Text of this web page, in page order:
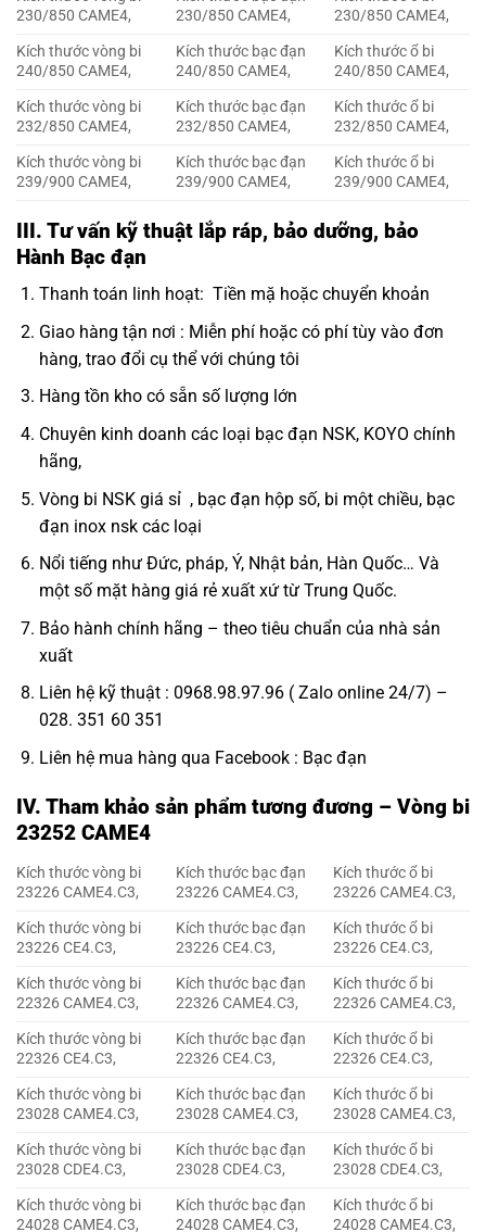
230/850 CAME4,
230/850 CAME4,
230/850 CAME4,
Kích thước vòng bi
240/850 CAME4,
Kích thước bạc đạn
240/850 CAME4,
Kích thước ổ bi
240/850 CAME4,
Kích thước vòng bi
232/850 CAME4,
Kích thước bạc đạn
232/850 CAME4,
Kích thước ổ bi
232/850 CAME4,
Kích thước vòng bi
239/900 CAME4,
Kích thước bạc đạn
239/900 CAME4,
Kích thước ổ bi
239/900 CAME4,
III. Tư vấn kỹ thuật lắp ráp, bảo dưỡng, bảo
Hành Bạc đạn
Thanh toán linh hoạt: Tiền mặ hoặc chuyển khoản
Giao hàng tận nơi : Miễn phí hoặc có phí tùy vào đơn
hàng, trao đổi cụ thể với chúng tôi
Hàng tồn kho có sẵn số lượng lớn
Chuyên kinh doanh các loại bạc đạn NSK, KOYO chính
hãng,
Vòng bi NSK giá sỉ, bạc đạn hộp số, bi một chiều, bạc
đạn inox nskcác loại
Nổi tiếng như Đức, pháp, Ý, Nhật bản, Hàn Quốc… Và
một số mặt hàng giá rẻ xuất xứ từ Trung Quốc.
Bảo hành chính hãng – theo tiêu chuẩn của nhà sản
xuất
Liên hệ kỹ thuật : 0968.98.97.96 ( Zalo online 24/7) –
028. 351 60 351
Liên hệ mua hàng qua Facebook : Bạc đạn
IV. Tham khảo sản phẩm tương đương – Vòng bi
23252 CAME4
Kích thước vòng bi
23226 CAME4.C3,
Kích thước bạc đạn
23226 CAME4.C3,
Kích thước ổ bi
23226 CAME4.C3,
Kích thước vòng bi
23226 CE4.C3,
Kích thước bạc đạn
23226 CE4.C3,
Kích thước ổ bi
23226 CE4.C3,
Kích thước vòng bi
22326 CAME4.C3,
Kích thước bạc đạn
22326 CAME4.C3,
Kích thước ổ bi
22326 CAME4.C3,
Kích thước vòng bi
22326 CE4.C3,
Kích thước bạc đạn
22326 CE4.C3,
Kích thước ổ bi
22326 CE4.C3,
Kích thước vòng bi
23028 CAME4.C3,
Kích thước bạc đạn
23028 CAME4.C3,
Kích thước ổ bi
23028 CAME4.C3,
Kích thước vòng bi
23028 CDE4.C3,
Kích thước bạc đạn
23028 CDE4.C3,
Kích thước ổ bi
23028 CDE4.C3,
Kích thước vòng bi
24028 CAME4.C3,
Kích thước bạc đạn
24028 CAME4.C3,
Kích thước ổ bi
24028 CAME4.C3,